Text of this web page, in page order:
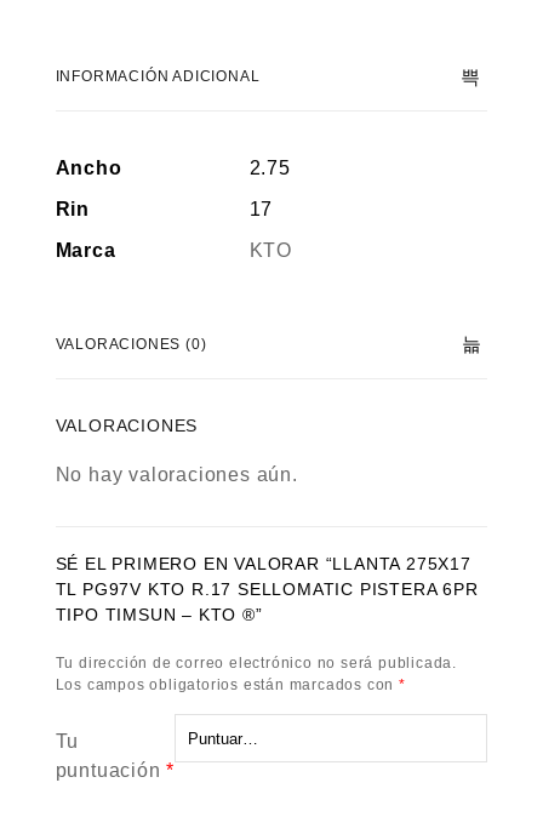
INFORMACIÓN ADICIONAL
Ancho
2.75
Rin
17
Marca
KTO
VALORACIONES (0)
VALORACIONES
No hay valoraciones aún.
SÉ EL PRIMERO EN VALORAR “LLANTA 275X17
TL PG97V KTO R.17 SELLOMATIC PISTERA 6PR
TIPO TIMSUN – KTO ®”
Tu dirección de correo electrónico no será publicada.
Los campos obligatorios están marcados con *
Tu
puntuación*